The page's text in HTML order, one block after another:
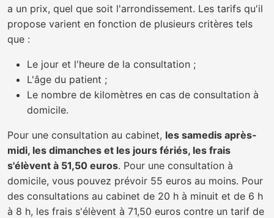
a un prix, quel que soit l'arrondissement. Les tarifs qu'il
propose varient en fonction de plusieurs critères tels
que :
Le jour et l'heure de la consultation ;
L'âge du patient ;
Le nombre de kilomètres en cas de consultation à
domicile.
Pour une consultation au cabinet, les samedis après-
midi, les dimanches et les jours fériés, les frais
s'élèvent à 51,50 euros. Pour une consultation à
domicile, vous pouvez prévoir 55 euros au moins. Pour
des consultations au cabinet de 20 h à minuit et de 6 h
à 8 h, les frais s'élèvent à 71,50 euros contre un tarif de